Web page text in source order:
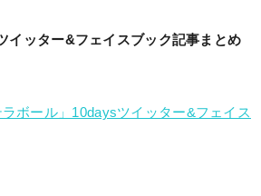
イッター&フェイスブック記事まとめ
ボール」10daysツイッター&フェイス